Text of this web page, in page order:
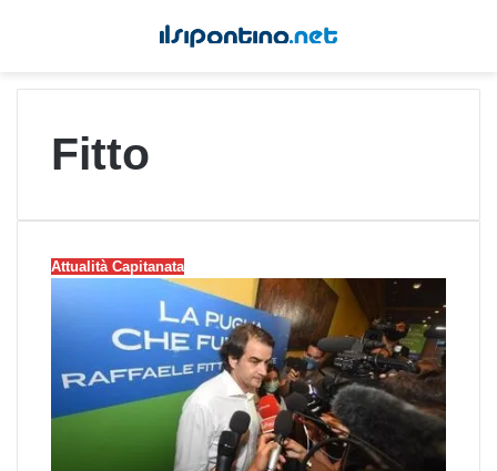
Fitto
Attualità Capitanata